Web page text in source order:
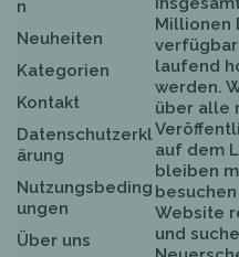
n
Neuheiten
Kategorien
Kontakt
Datenschutzerkl
ärung
Nutzungsbeding
ungen
Über uns
Millionen
laufend
werden.
über alle
auf dem
bleiben
Website
und